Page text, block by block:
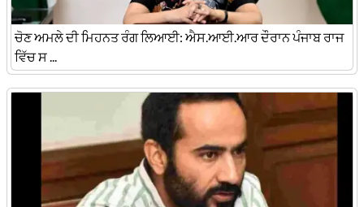
ਚੋਣ ਅਮਲੇ ਦੀ ਮਿਹਨਤ ਰੰਗ ਲਿਆਈ: ਐਸ.ਆਈ.ਆਰ ਦੌਰਾਨ ਪੰਜਾਬ ਰਾਜ
ਵਿੱਚ ਸ ...